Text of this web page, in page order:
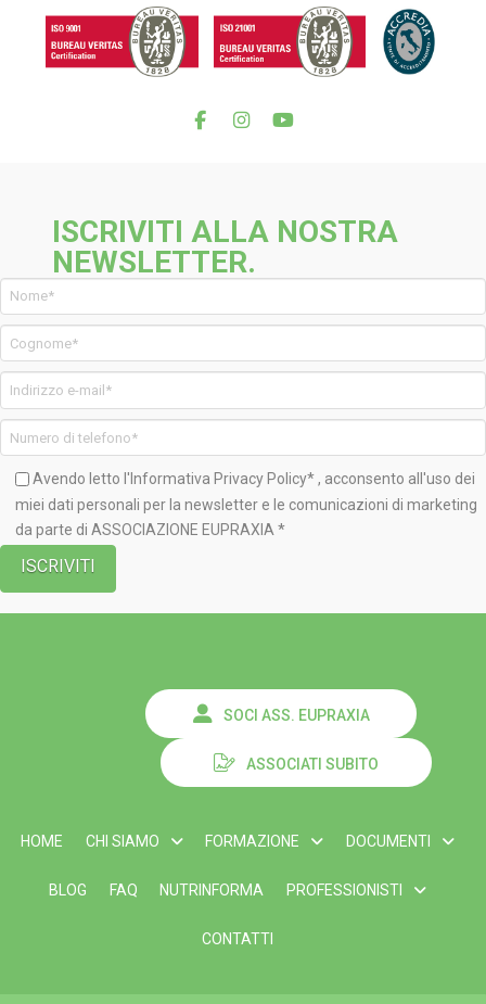
ISCRIVITI ALLA NOSTRA
NEWSLETTER.
Avendo letto l'Informativa Privacy Policy*, acconsento all'uso dei
miei dati personali per la newsletter e le comunicazioni di marketing
da parte di ASSOCIAZIONE EUPRAXIA *
SOCI ASS. EUPRAXIA
ASSOCIATI SUBITO
HOME CHI SIAMO FORMAZIONE DOCUMENTI
BLOG FAQ NUTRINFORMA PROFESSIONISTI
CONTATTI